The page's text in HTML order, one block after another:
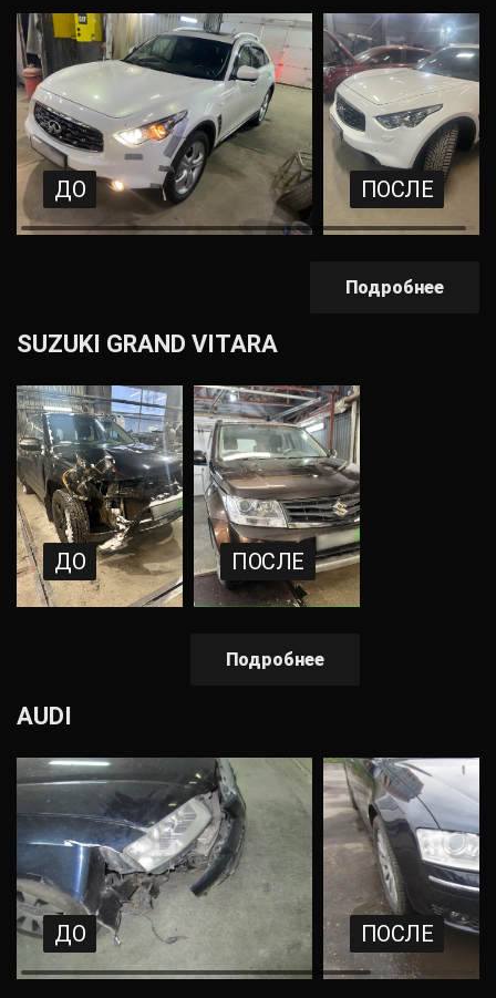
ДО ПОСЛЕ
Подробнее
SUZUKI GRAND VITARA
ДО ПОСЛЕ
Подробнее
AUDI
ДО ПОСЛЕ